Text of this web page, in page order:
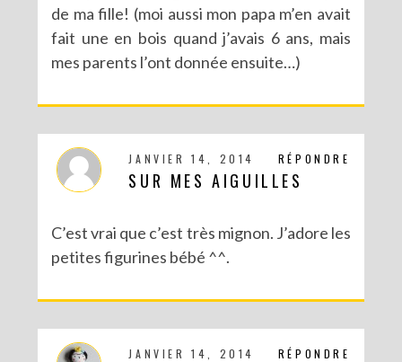
de ma fille! (moi aussi mon papa m’en avait
fait une en bois quand j’avais 6 ans, mais
mes parents l’ont donnée ensuite…)
RÉPONDRE
JANVIER 14, 2014
SUR MES AIGUILLES
C’est vrai que c’est très mignon. J’adore les
petites figurines bébé ^^.
RÉPONDRE
JANVIER 14, 2014